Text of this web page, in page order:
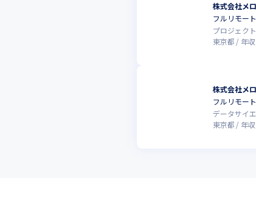
株式会社メ
フルリモー
プロジェク
東京都
年
株式会社メ
フルリモー
データサイ
東京都
年